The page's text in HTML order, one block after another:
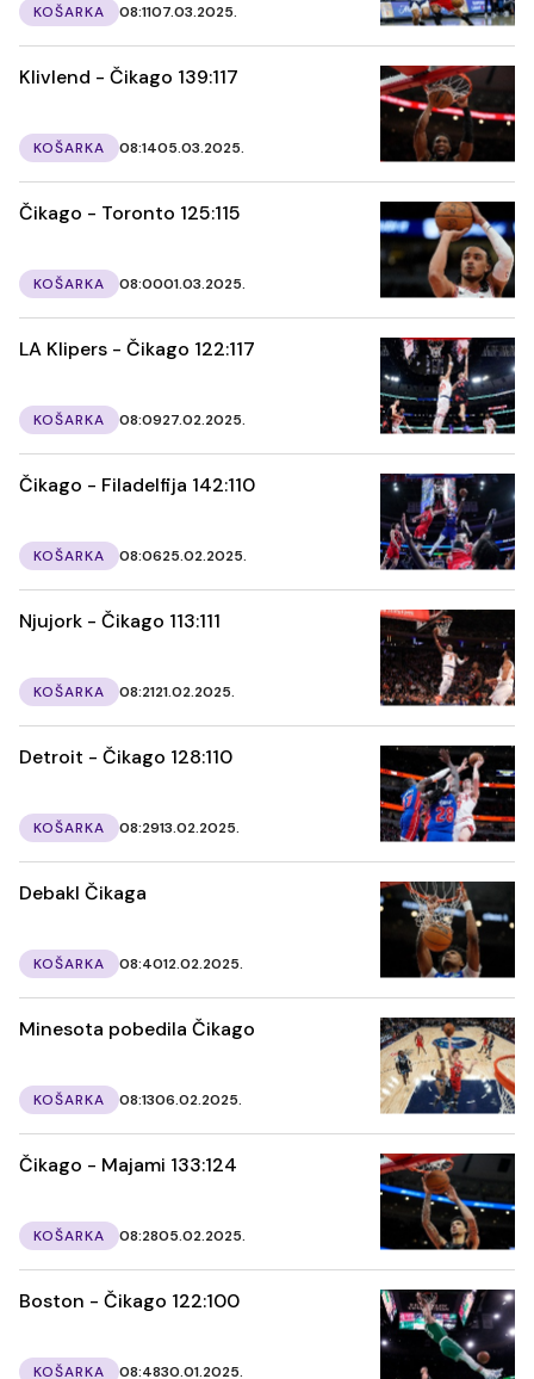
KOŠARKA 08:1107.03.2025.
Klivlend - Čikago 139:117
KOŠARKA 08:1405.03.2025.
Čikago - Toronto 125:115
KOŠARKA 08:0001.03.2025.
LA Klipers - Čikago 122:117
KOŠARKA 08:0927.02.2025.
Čikago - Filadelfija 142:110
KOŠARKA 08:0625.02.2025.
Njujork - Čikago 113:111
KOŠARKA 08:2121.02.2025.
Detroit - Čikago 128:110
KOŠARKA 08:2913.02.2025.
Debakl Čikaga
KOŠARKA 08:4012.02.2025.
Minesota pobedila Čikago
KOŠARKA 08:1306.02.2025.
Čikago - Majami 133:124
KOŠARKA 08:2805.02.2025.
Boston - Čikago 122:100
KOŠARKA 08:4830.01.2025.